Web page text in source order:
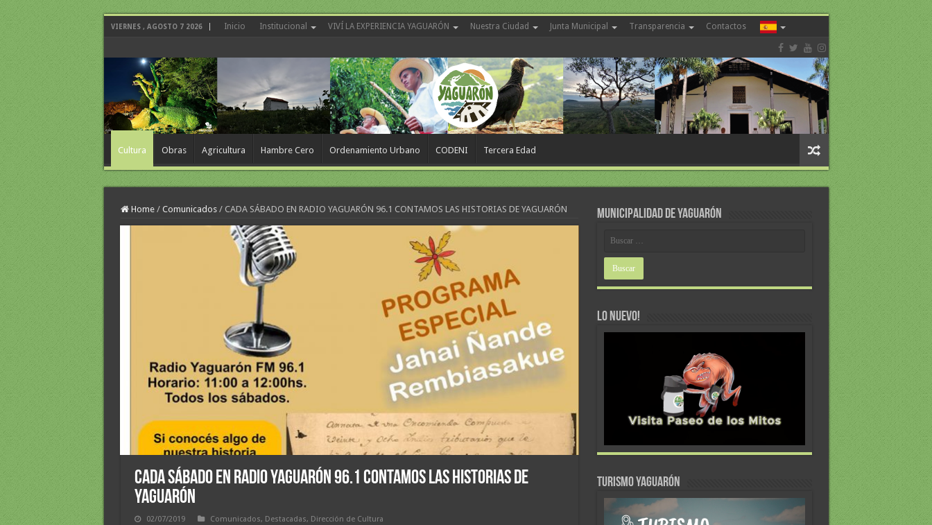
VIERNES , AGOSTO 7 2026 Inicio Institucional VIVÍ LA EXPERIENCIA YAGUARÓN Nuestra Ciudad Junta Municipal Transparencia Contactos
Cultura Obras Agricultura Hambre Cero Ordenamiento Urbano CODENI Tercera Edad
Home / Comunicados / CADA SÁBADO EN RADIO YAGUARÓN 96.1 CONTAMOS LAS HISTORIAS DE YAGUARÓN
CADA SÁBADO EN RADIO YAGUARÓN 96.1 CONTAMOS LAS HISTORIAS DE
YAGUARÓN
02/07/2019 Comunicados, Destacadas, Dirección de Cultura
MUNICIPALIDAD DE YAGUARÓN
LO NUEVO!
TURISMO YAGUARÓN